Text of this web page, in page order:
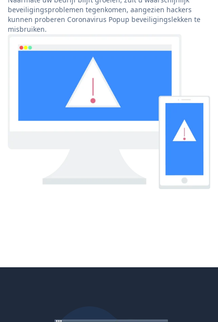
beveiligingsproblemen tegenkomen, aangezien hackers
kunnen proberen Coronavirus Popup beveiligingslekken te
misbruiken.